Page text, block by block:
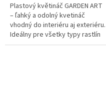
Plastový květináč GARDEN ART
– ľahký a odolný kvetináč
vhodný do interiéru aj exteriéru.
Ideálny pre všetky typy rastlín
vrátane olivovníkov. Odoláva UV